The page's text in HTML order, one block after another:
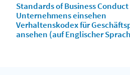
Standards of Business
Unternehmens einsehen
Verhaltenskodex für
ansehen (auf Englischer